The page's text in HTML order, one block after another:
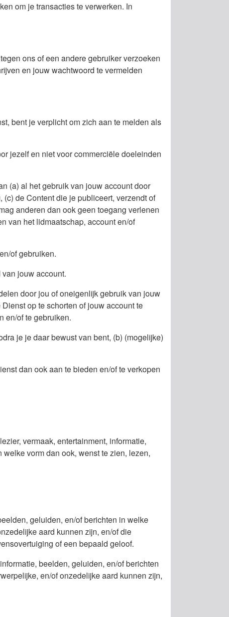
om je transacties te verwerken. In
ons of een andere gebruiker verzoeken
en jouw wachtwoord te vermelden
bent je verplicht om zich aan te melden als
jezelf en niet voor commerciële doeleinden
(a) al het gebruik van jouw account door
de Content die je publiceert, verzendt of
anderen dan ook geen toegang verlenen
van het lidmaatschap, account en/of
of gebruiken.
jouw account.
door jou of oneigenlijk gebruik van jouw
op te schorten of jouw account te
en/of te gebruiken.
je je daar bewust van bent, (b) (mogelijke)
dan ook aan te bieden en/of te verkopen
vermaak, entertainment, informatie,
vorm dan ook, wenst te zien, lezen,
geluiden, en/of berichten in welke
aard kunnen zijn, en/of die
of een bepaald geloof.
beelden, geluiden, en/of berichten
en/of onzedelijke aard kunnen zijn,